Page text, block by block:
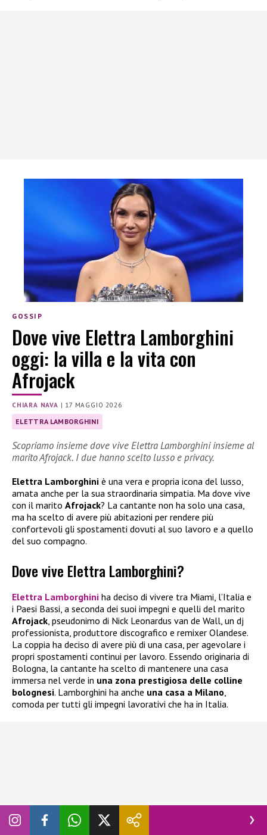
GOSSIP
Dove vive Elettra Lamborghini
oggi: la villa e la vita con
Afrojack
CHIARA NAVA | 17 MAGGIO 2026
ELETTRA LAMBORGHINI
Scopriamo insieme dove vive Elettra Lamborghini insieme al
marito Afrojack. I due hanno scelto lusso e privacy.
Elettra Lamborghini è una vera e propria icona del lusso,
amata anche per la sua straordinaria simpatia. Ma dove vive
con il marito Afrojack? La cantante non ha solo una casa,
ma ha scelto di avere più abitazioni per rendere più
confortevoli gli spostamenti dovuti al suo lavoro e a quello
del suo compagno.
Dove vive Elettra Lamborghini?
Elettra Lamborghini ha deciso di vivere tra Miami, l’Italia e
i Paesi Bassi, a seconda dei suoi impegni e quelli del marito
Afrojack , pseudonimo di Nick Leonardus van de Wall, un dj
professionista, produttore discografico e remixer Olandese.
La coppia ha deciso di avere più di una casa, per agevolare i
propri spostamenti continui per lavoro. Essendo originaria di
Bologna, la cantante ha scelto di mantenere una casa
immersa nel verde in una zona prestigiosa delle colline
bolognesi. Lamborghini ha anche una casa a Milano
comoda per tutti gli impegni lavorativi che ha in Italia.